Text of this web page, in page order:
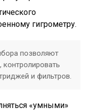
гигрометру.
позволяют
контролировать
и фильтров.
«умными»